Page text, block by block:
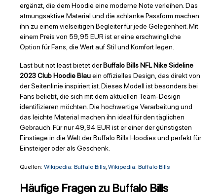
ergänzt, die dem Hoodie eine moderne Note verleihen. Das
atmungsaktive Material und die schlanke Passform machen
ihn zu einem vielseitigen Begleiter für jede Gelegenheit. Mit
einem Preis von 59,95 EUR ist er eine erschwingliche
Option für Fans, die Wert auf Stil und Komfort legen.
Last but not least bietet derBuffalo Bills NFL Nike Sideline
2023 Club Hoodie Blauein offizielles Design, das direkt von
der Seitenlinie inspiriert ist. Dieses Modell ist besonders bei
Fans beliebt, die sich mit dem aktuellen Team-Design
identifizieren möchten. Die hochwertige Verarbeitung und
das leichte Material machen ihn ideal für den täglichen
Gebrauch. Für nur 49,94 EUR ist er einer der günstigsten
Einstiege in die Welt der Buffalo Bills Hoodies und perfekt für
Einsteiger oder als Geschenk.
Quellen: Wikipedia: Buffalo Bills, Wikipedia: Buffalo Bills
Häufige Fragen zu Buffalo Bills